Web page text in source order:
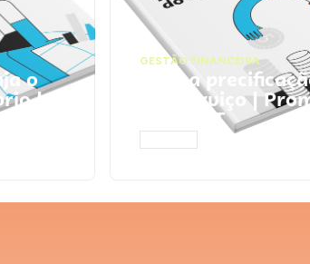
o
|
GESTÃO FINANCEIRA
Faça a
seu serviço |
ChatGPT